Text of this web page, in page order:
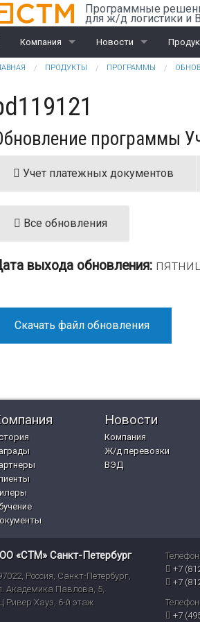
Программные
для ж/д логистики и
Компания
История
Награды
Партнеры
Клиенты
Обучение
Документы
Новости
Компания
ВЭД
Rail-
ЭД и
здесьПРОДУКТЫ ПРОГРАММЫ
программы
Учет платежных документов
Все обновления
выхода обновления:
Скачать файл обновления
Новости
Компания
Ж/д перевозки
ВЭД
«СТМ» Санкт-Петербург
, Россия Санкт-Петербург
Академика Павлова, 5,
Ривер Хауз 6-й этаж
+7
+7
+7